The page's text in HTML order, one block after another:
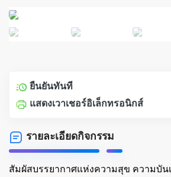
ยืนยันทันที
แสดงเวาเชอร์อิเล็กทรอนิกส์
รายละเอียดกิจกรรม
สัมผัสบรรยากาศแห่งความสุข ความบัน